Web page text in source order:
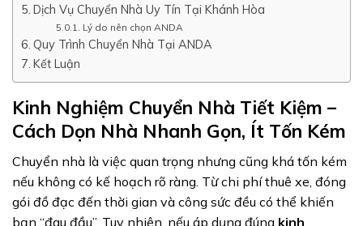
Dịch Vụ Chuyển Nhà Uy Tín Tại Khánh Hòa
Lý do nên chọn ANDA
Quy Trình Chuyển Nhà Tại ANDA
Kết Luận
Kinh Nghiệm Chuyển Nhà Tiết Kiệm –
Cách Dọn Nhà Nhanh Gọn, Ít Tốn Kém
Chuyển nhà là việc quan trọng nhưng cũng khá tốn kém
nếu không có kế hoạch rõ ràng. Từ chi phí thuê xe, đóng
gói đồ đạc đến thời gian và công sức đều có thể khiến
bạn “đau đầu”. Tuy nhiên, nếu áp dụng đúng kinh